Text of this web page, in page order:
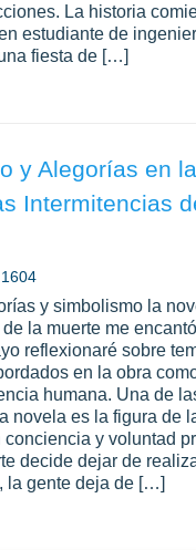
La historia
estudiante de
fiesta de […]
y Alegorías en la
Intermitencias
1604
y simbolismo la
la muerte me
reflexionaré sobre
en la obra
humana. Una de
novela es la figura de
conciencia y voluntad
decide dejar de
la gente deja de […]